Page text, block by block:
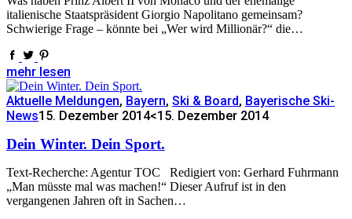
italienische Staatspräsident Giorgio Napolitano gemeinsam?
Schwierige Frage – könnte bei „Wer wird Millionär?“ die…
mehr lesen
Aktuelle Meldungen, Bayern, Ski & Board, Bayerische Ski-
News15. Dezember 2014<15. Dezember 2014
Dein Winter. Dein Sport.
Text-Recherche: Agentur TOC Redigiert von: Gerhard Fuhrmann
„Man müsste mal was machen!“ Dieser Aufruf ist in den
vergangenen Jahren oft in Sachen…